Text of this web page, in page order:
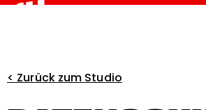
< Zurück zum Studio